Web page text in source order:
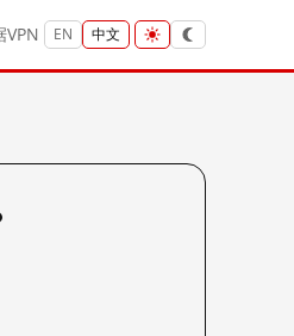
VPN EN 中文